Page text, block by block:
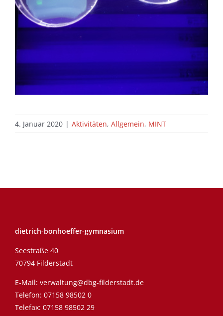
4. Januar 2020 | Aktivitäten, Allgemein, MINT
dietrich-bonhoeffer-gymnasium
Seestraße 40
70794 Filderstadt
E-Mail: verwaltung@dbg-filderstadt.de
Telefon: 07158 98502 0
Telefax: 07158 98502 29